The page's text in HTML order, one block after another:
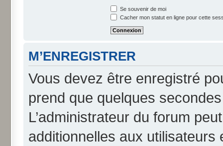
Se souvenir de moi
Cacher mon statut en ligne pour cette
M’ENREGISTRER
Vous devez être enregistré
prend que quelques
L’administrateur du forum
additionnelles aux